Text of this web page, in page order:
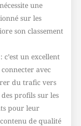
une
sur les
son classement
: c’est un excellent
avec
du trafic vers
profils sur les
pour leur
de qualité